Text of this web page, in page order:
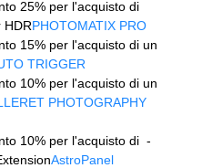
25% per l'acquisto di
HDRPHOTOMATIX PRO
15% per l'acquisto di un
TRIGGER
10% per l'acquisto di un
PHOTOGRAPHY
10% per l'acquisto di -
AstroPanel